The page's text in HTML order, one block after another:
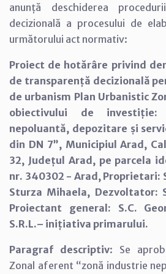
anunță deschiderea
decizională a procesului de
următorului act normativ:
Proiect de hotărâre privind
de transparență decizională
de urbanism Plan Urbanistic
obiectivului de investiție:
nepoluantă, depozitare și
din DN 7”, Municipiul Arad,
32, Județul Arad, pe parcela
nr. 340302 - Arad, Proprietari:
Sturza Mihaela, Dezvoltator:
Proiectant general: S.C.
S.R.L.– inițiativa primarului.
Paragraf descriptiv: Se
Zonal aferent “zonă industrie